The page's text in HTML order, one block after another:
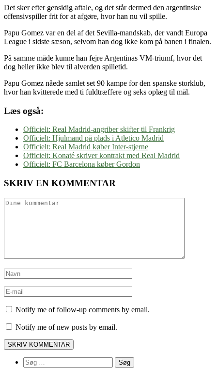
Det sker efter gensidig aftale, og det står dermed den argentinske
offensivspiller frit for at afgøre, hvor han nu vil spille.
Papu Gomez var en del af det Sevilla-mandskab, der vandt Europa
League i sidste sæson, selvom han dog ikke kom på banen i finalen.
På samme måde kunne han fejre Argentinas VM-triumf, hvor det
dog heller ikke blev til alverden spilletid.
Papu Gomez nåede samlet set 90 kampe for den spanske storklub,
hvor han kvitterede med ti fuldtræffere og seks oplæg til mål.
Læs også:
Officielt: Real Madrid-angriber skifter til Frankrig
Officielt: Hjulmand på plads i Atletico Madrid
Officielt: Real Madrid køber Inter-stjerne
Officielt: Konaté skriver kontrakt med Real Madrid
Officielt: FC Barcelona køber Gordon
SKRIV EN KOMMENTAR
Notify me of follow-up comments by email.
Notify me of new posts by email.
Søg